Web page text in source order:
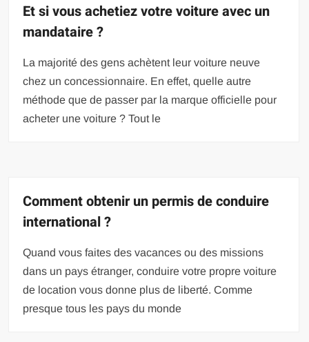
Et si vous achetiez votre voiture avec un
mandataire ?
La majorité des gens achètent leur voiture neuve
chez un concessionnaire. En effet, quelle autre
méthode que de passer par la marque officielle pour
acheter une voiture ? Tout le
Comment obtenir un permis de conduire
international ?
Quand vous faites des vacances ou des missions
dans un pays étranger, conduire votre propre voiture
de location vous donne plus de liberté. Comme
presque tous les pays du monde